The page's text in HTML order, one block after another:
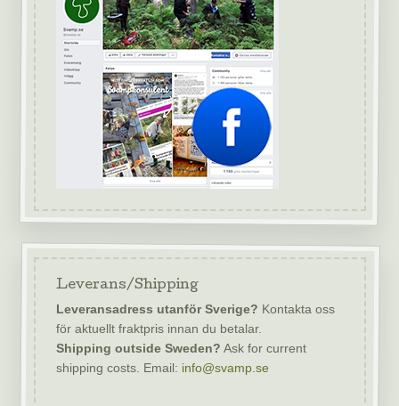
Leverans/Shipping
Leveransadress utanför Sverige? Kontakta oss
för aktuellt fraktpris innan du betalar.
Shipping outside Sweden? Ask for current
shipping costs. Email: info@svamp.se